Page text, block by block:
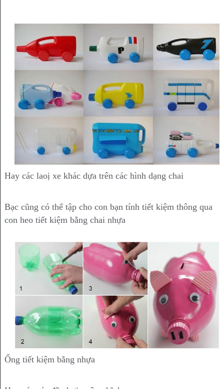
Hay các laoị xe khác dựa trên các hình dạng chai
Bạc cũng có thể tập cho con bạn tính tiết kiệm thông qua
con heo tiết kiệm bằng chai nhựa
Ống tiết kiệm bằng nhựa